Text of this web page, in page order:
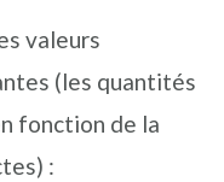
valeurs
(les quantités
fonction de la
: